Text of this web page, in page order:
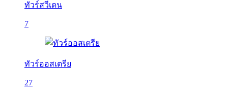
ทัวร์สวีเดน
7
ทัวร์ออสเตรีย
27